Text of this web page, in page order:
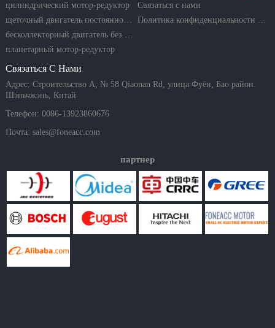
цилиндрический мотор-редуктор
щеточный двигатель постоянного тока
бесколлекторный двигатель без сердечника
планетарный мотор-редуктор
Связаться с нами
Политика конфиденциальности компании
Связаться С Нами
Адрес: Строительство A, № 58 Qiaonan Rd, улица Фуён, Бао район.
Шэньчжэнь, Китай
Телефон: 0086-13923860676
Почта: sales@foneacc.com
партнер